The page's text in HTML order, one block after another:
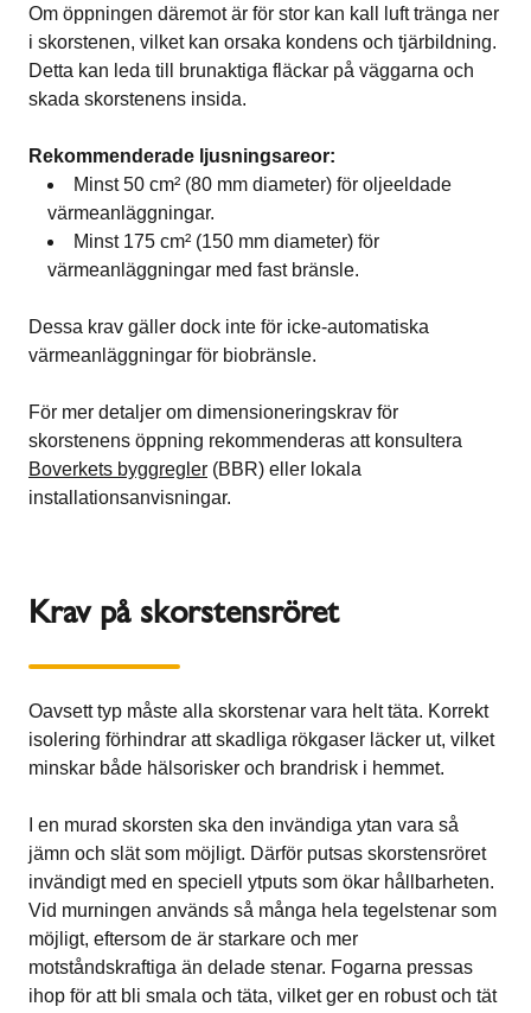
Om öppningen däremot är för stor kan kall luft tränga ner
i skorstenen, vilket kan orsaka kondens och tjärbildning.
Detta kan leda till brunaktiga fläckar på väggarna och
skada skorstenens insida.
Rekommenderade ljusningsareor:
Minst 50 cm² (80 mm diameter) för oljeeldade
värmeanläggningar.
Minst 175 cm² (150 mm diameter) för
värmeanläggningar med fast bränsle.
Dessa krav gäller dock inte för icke-automatiska
värmeanläggningar för biobränsle.
För mer detaljer om dimensioneringskrav för
skorstenens öppning rekommenderas att konsultera
Boverkets byggregler (BBR) eller lokala
installationsanvisningar.
Krav på skorstensröret
Oavsett typ måste alla skorstenar vara helt täta. Korrekt
isolering förhindrar att skadliga rökgaser läcker ut, vilket
minskar både hälsorisker och brandrisk i hemmet.
I en murad skorsten ska den invändiga ytan vara så
jämn och slät som möjligt. Därför putsas skorstensröret
invändigt med en speciell ytputs som ökar hållbarheten.
Vid murningen används så många hela tegelstenar som
möjligt, eftersom de är starkare och mer
motståndskraftiga än delade stenar. Fogarna pressas
ihop för att bli smala och täta, vilket ger en robust och tät